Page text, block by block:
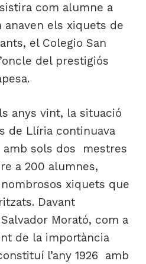
com alumne a
els xiquets de
el Colegio San
del prestigiós
anys vint, la situació
de Llíria continuava
sols dos mestres
a 200 alumnes,
xiquets que
Davant
Morató, com a
de la importància
l’any 1926 amb